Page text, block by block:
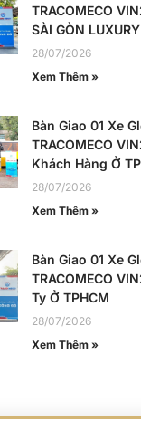
TRACOMECO
SÀI GÒN LUXURY
28/07/2026
Xem Thêm »
Bàn Giao 01 Xe
TRACOMECO
Khách Hàng Ở
28/07/2026
Xem Thêm »
Bàn Giao 01 Xe
TRACOMECO
Ty Ở TPHCM
28/07/2026
Xem Thêm »